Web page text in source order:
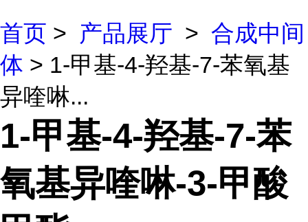
首页 > 产品展厅 > 合成中间
体 > 1-甲基-4-羟基-7-苯氧基
异喹啉...
1-甲基-4-羟基-7-苯
氧基异喹啉-3-甲酸